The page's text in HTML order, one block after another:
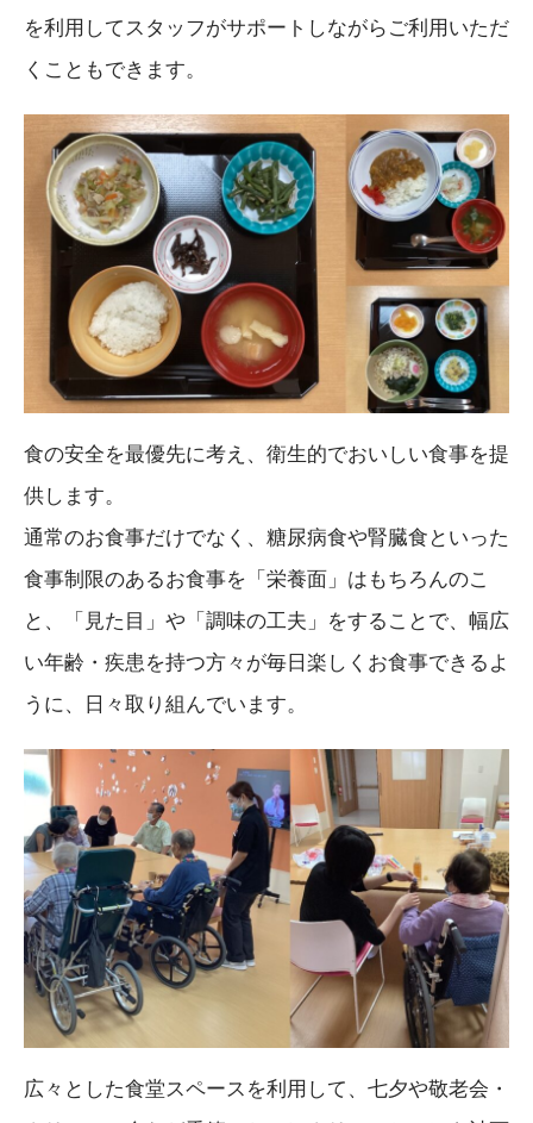
を利用してスタッフがサポートしながらご利用いただ
くこともできます。
食の安全を最優先に考え、衛生的でおいしい食事を提
供します。
通常のお食事だけでなく、糖尿病食や腎臓食といった
食事制限のあるお食事を「栄養面」はもちろんのこ
と、「見た目」や「調味の工夫」をすることで、幅広
い年齢・疾患を持つ方々が毎日楽しくお食事できるよ
うに、日々取り組んでいます。
広々とした食堂スペースを利用して、七夕や敬老会・